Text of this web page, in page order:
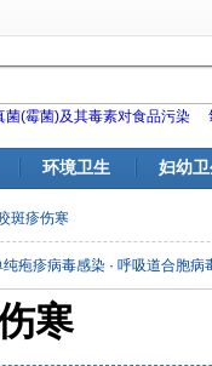
菌(霉菌)及其毒素对食品污染
环境卫生 妇幼
斑疹伤寒
纯疱疹病毒感染 · 呼吸道合胞病
寒